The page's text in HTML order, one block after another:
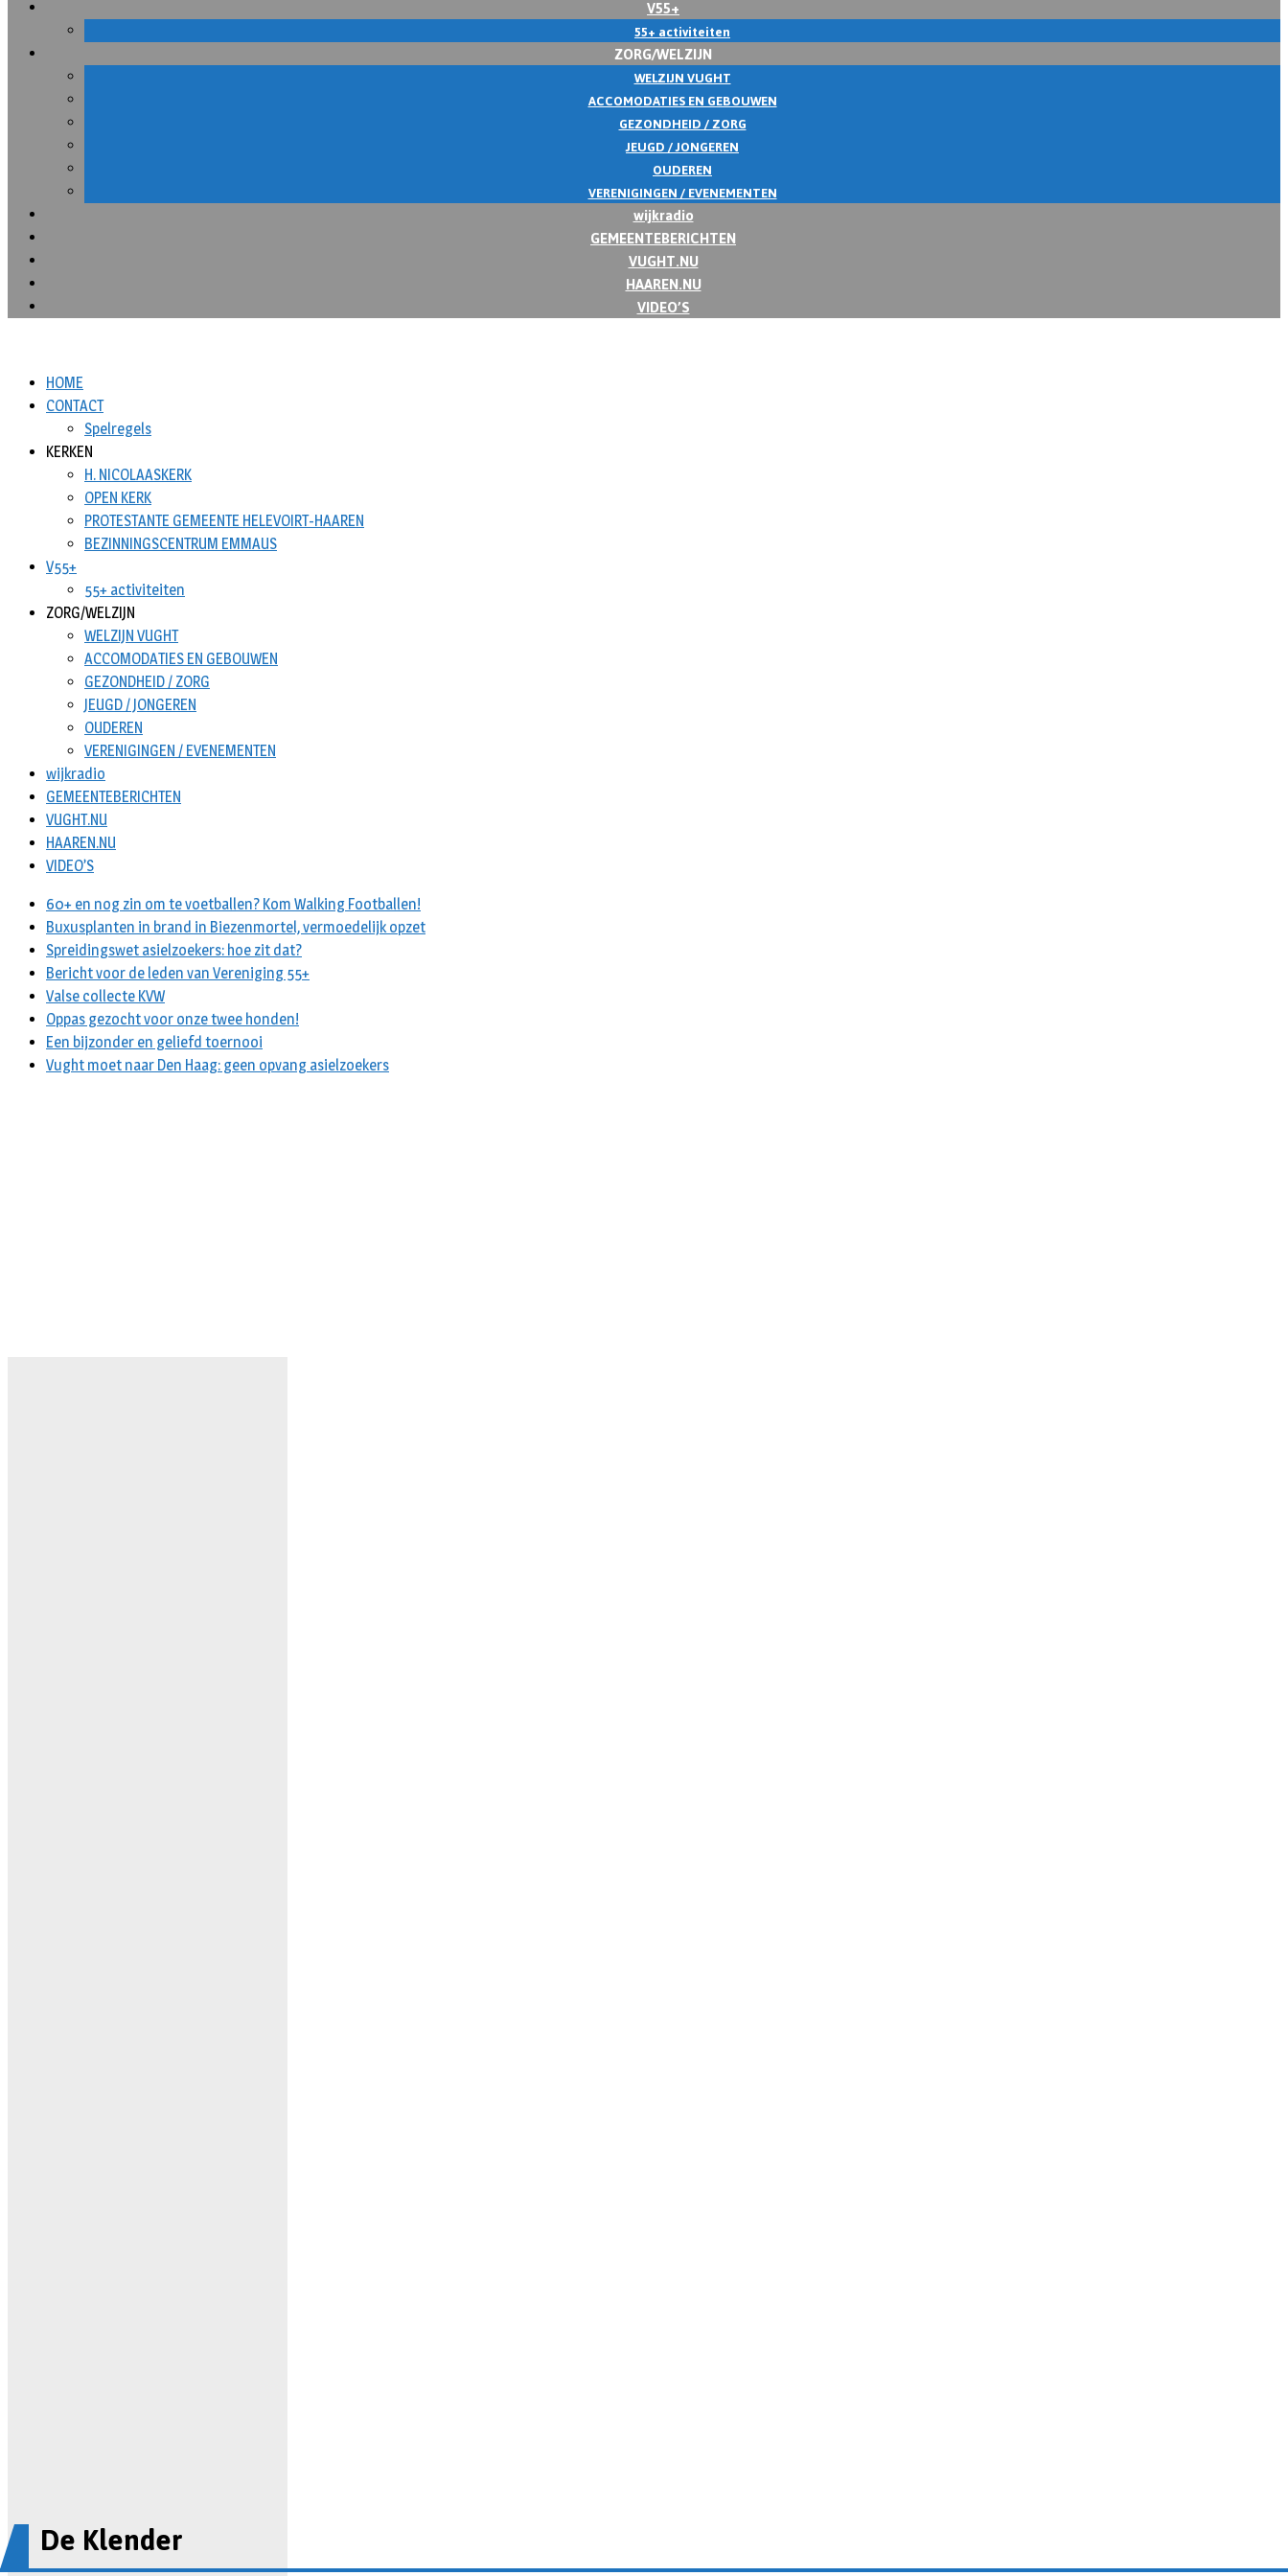
V55+
55+ activiteiten
ZORG/WELZIJN
WELZIJN VUGHT
ACCOMODATIES EN GEBOUWEN
GEZONDHEID / ZORG
JEUGD / JONGEREN
OUDEREN
VERENIGINGEN / EVENEMENTEN
wijkradio
GEMEENTEBERICHTEN
VUGHT.NU
HAAREN.NU
VIDEO’S
HOME
CONTACT
Spelregels
KERKEN
H. NICOLAASKERK
OPEN KERK
PROTESTANTE GEMEENTE HELEVOIRT-HAAREN
BEZINNINGSCENTRUM EMMAUS
V55+
55+ activiteiten
ZORG/WELZIJN
WELZIJN VUGHT
ACCOMODATIES EN GEBOUWEN
GEZONDHEID / ZORG
JEUGD / JONGEREN
OUDEREN
VERENIGINGEN / EVENEMENTEN
wijkradio
GEMEENTEBERICHTEN
VUGHT.NU
HAAREN.NU
VIDEO’S
60+ en nog zin om te voetballen? Kom Walking Footballen!
Buxusplanten in brand in Biezenmortel, vermoedelijk opzet
Spreidingswet asielzoekers: hoe zit dat?
Bericht voor de leden van Vereniging 55+
Valse collecte KVW
Oppas gezocht voor onze twee honden!
Een bijzonder en geliefd toernooi
Vught moet naar Den Haag: geen opvang asielzoekers
De Klender